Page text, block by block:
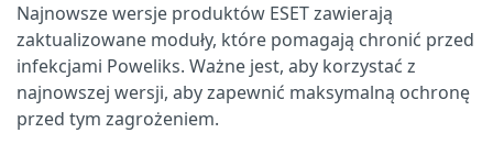
Najnowsze wersje produktów ESET zawierają
zaktualizowane moduły, które pomagają chronić przed
infekcjami Poweliks. Ważne jest, aby korzystać z
najnowszej wersji, aby zapewnić maksymalną ochronę
przed tym zagrożeniem.